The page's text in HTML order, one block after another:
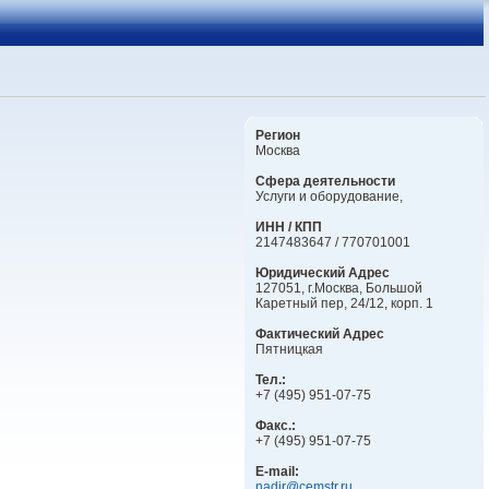
Регион
Москва
Сфера деятельности
Услуги и оборудование,
ИНН / КПП
2147483647 / 770701001
Юридический Адрес
127051, г.Москва, Большой
Каретный пер, 24/12, корп. 1
Фактический Адрес
Пятницкая
Тел.:
+7 (495) 951-07-75
Факс.:
+7 (495) 951-07-75
E-mail: